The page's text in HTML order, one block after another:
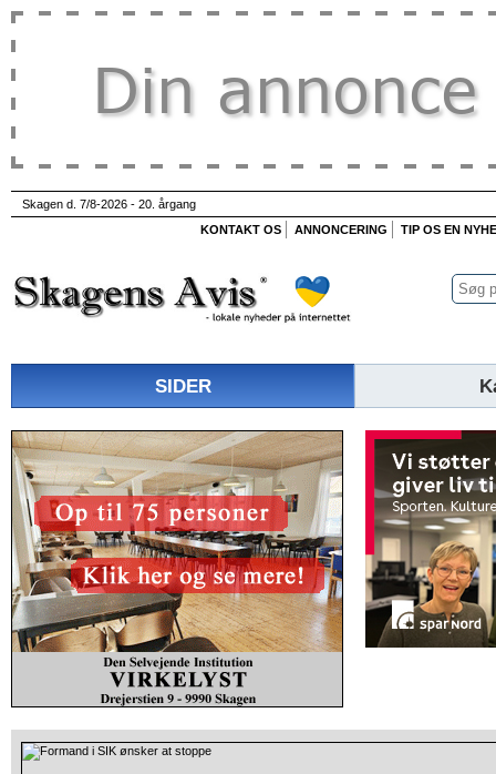
Skagen d. 7/8-2026 - 20. årgang
KONTAKT OS
ANNONCERING TIP OS EN
SIDER